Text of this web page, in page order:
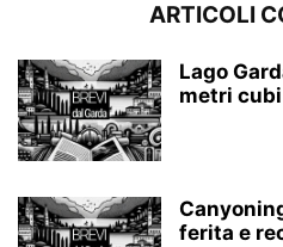
ARTICOLI
Lago
metri cubi
ferita e